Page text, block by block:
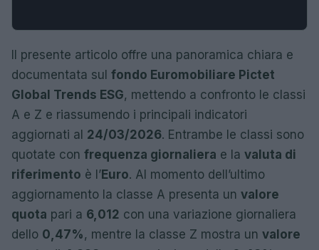
Il presente articolo offre una panoramica chiara e
documentata sul fondo Euromobiliare Pictet
Global Trends ESG, mettendo a confronto le classi
A e Z e riassumendo i principali indicatori
aggiornati al 24/03/2026. Entrambe le classi sono
quotate con frequenza giornaliera e la valuta di
riferimento è l’Euro. Al momento dell’ultimo
aggiornamento la classe A presenta un valore
quota pari a 6,012 con una variazione giornaliera
dello 0,47% , mentre la classe Z mostra un valore